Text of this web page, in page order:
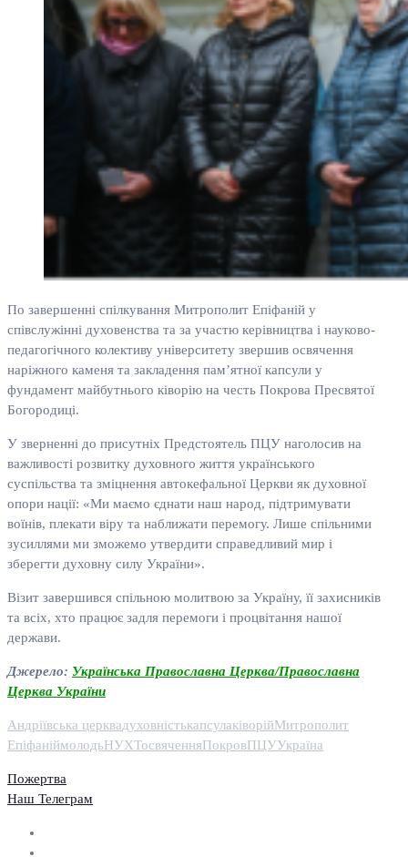
По завершенні спілкування Митрополит Епіфаній у
співслужінні духовенства та за участю керівництва і науково-
педагогічного колективу університету звершив освячення
наріжного каменя та закладення пам’ятної капсули у
фундамент майбутнього ківорію на честь Покрова Пресвятої
Богородиці.
У зверненні до присутніх Предстоятель ПЦУ наголосив на
важливості розвитку духовного життя українського
суспільства та зміцнення автокефальної Церкви як духовної
опори нації: «Ми маємо єднати наш народ, підтримувати
воїнів, плекати віру та наближати перемогу. Лише спільними
зусиллями ми зможемо утвердити справедливий мир і
зберегти духовну силу України».
Візит завершився спільною молитвою за Україну, її захисників
та всіх, хто працює задля перемоги і процвітання нашої
держави.
Джерело: Українська Православна Церква/Православна
Церква України
Андріївська церквадуховністькапсулаківорійМитрополит
ЕпіфаніймолодьНУХТосвяченняПокровПЦУУкраїна
Пожертва
Наш Телеграм